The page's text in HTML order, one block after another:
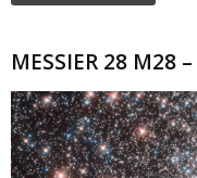
MESSIER 28 M28